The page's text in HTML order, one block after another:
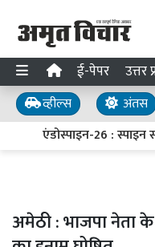
ई-पेपर उत्तर
व्हील्स अंतस
एंडोस्पाइन-26 : स्पाइन
अमेठी : भाजपा नेता के